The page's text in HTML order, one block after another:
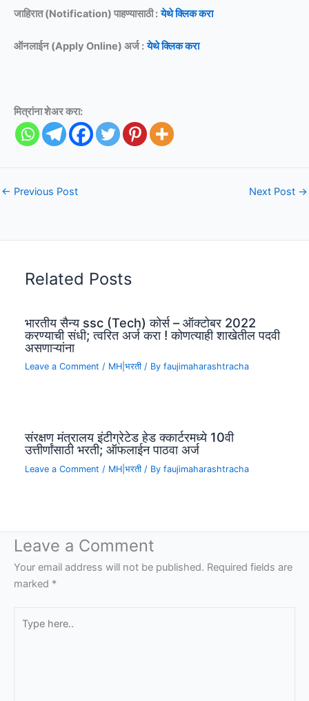
जाहिरात (Notification) पाहण्यासाठी : येथे क्लिक करा
ऑनलाईन (Apply Online) अर्ज : येथे क्लिक करा
मित्रांना शेअर करा:
← Previous Post Next Post →
Related Posts
भारतीय सैन्य ssc (Tech) कोर्स – ऑक्टोबर 2022
करण्याची संधी; त्वरित अर्ज करा ! कोणत्याही शाखेतील पदवी
असणाऱ्यांना
Leave a Comment / MH|भरती / Byfaujimaharashtracha
संरक्षण मंत्रालय इंटीग्रेटेड हेड क्कार्टरमध्ये 10वी
उत्तीर्णांसाठी भरती; ऑफलाईन पाठवा अर्ज
Leave a Comment / MH|भरती / Byfaujimaharashtracha
Leave a Comment
Your email address will not be published. Required fields are
marked *
here..